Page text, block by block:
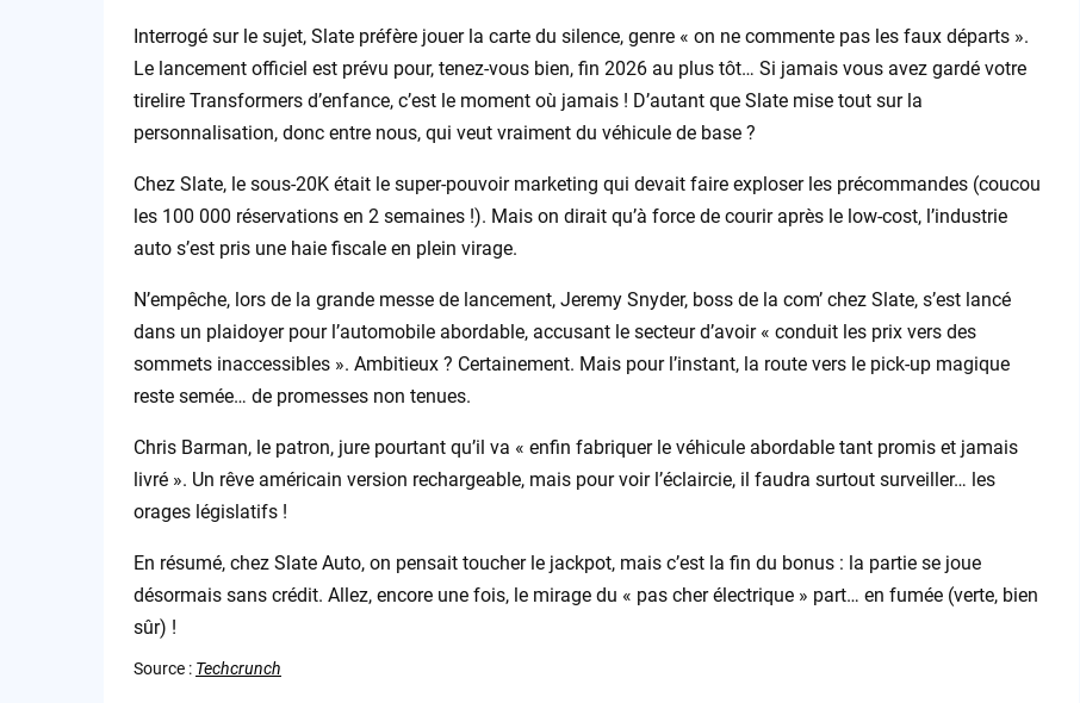
Interrogé sur le sujet, Slate préfère jouer la carte du silence, genre « on ne commente pas les faux départs ».
Le lancement officiel est prévu pour, tenez-vous bien, fin 2026 au plus tôt… Si jamais vous avez gardé votre
tirelire Transformers d’enfance, c’est le moment où jamais ! D’autant que Slate mise tout sur la
personnalisation, donc entre nous, qui veut vraiment du véhicule de base ?
Chez Slate, le sous-20K était le super-pouvoir marketing qui devait faire exploser les précommandes (coucou
les 100 000 réservations en 2 semaines !). Mais on dirait qu’à force de courir après le low-cost, l’industrie
auto s’est pris une haie fiscale en plein virage.
N’empêche, lors de la grande messe de lancement, Jeremy Snyder, boss de la com’ chez Slate, s’est lancé
dans un plaidoyer pour l’automobile abordable, accusant le secteur d’avoir « conduit les prix vers des
sommets inaccessibles ». Ambitieux ? Certainement. Mais pour l’instant, la route vers le pick-up magique
reste semée… de promesses non tenues.
Chris Barman, le patron, jure pourtant qu’il va « enfin fabriquer le véhicule abordable tant promis et jamais
livré ». Un rêve américain version rechargeable, mais pour voir l’éclaircie, il faudra surtout surveiller… les
orages législatifs !
En résumé, chez Slate Auto, on pensait toucher le jackpot, mais c’est la fin du bonus : la partie se joue
désormais sans crédit. Allez, encore une fois, le mirage du « pas cher électrique » part… en fumée (verte, bien
sûr) !
Source : Techcrunch